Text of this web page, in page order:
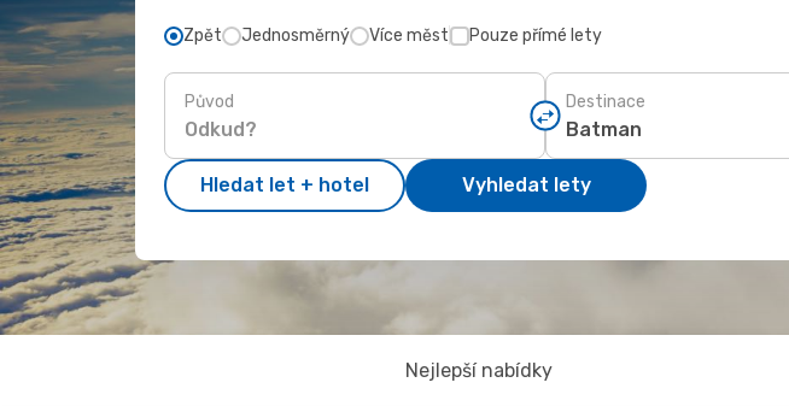
Zpět Jednosměrný Více měst Pouze přímé lety
Původ Destinace
Hledat let + hotel Vyhledat lety
Nejlepší nabídky